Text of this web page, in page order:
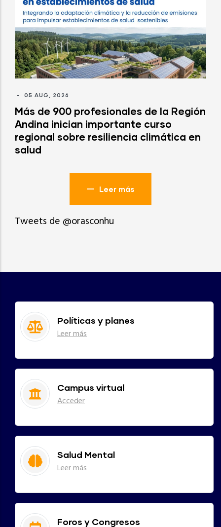
- 05 AUG, 2026
Más de 900 profesionales de la Región
Andina inician importante curso
regional sobre resiliencia climática en
salud
Leer más
Tweets de @orasconhu
Políticas y planes
Leer más
Campus virtual
Acceder
Salud Mental
Leer más
Foros y Congresos